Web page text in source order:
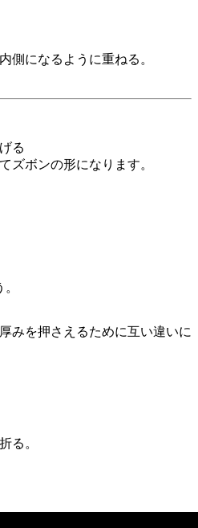
側になるように重ねる。
る
ズボンの形になります。
みを押さえるために互い違いに
る。